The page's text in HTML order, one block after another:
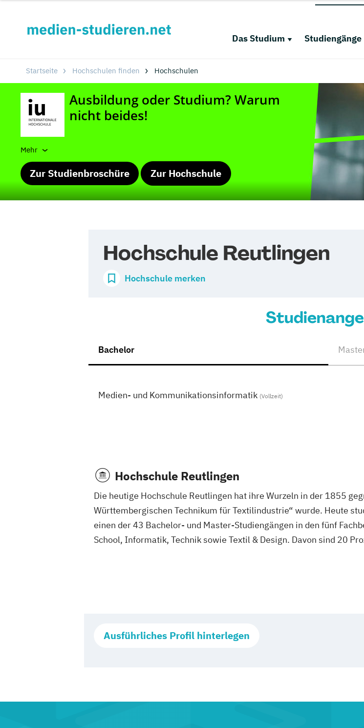
Das Studium Studiengänge
Startseite Hochschulen finden Hochschulen
Mehr
Zur Studienbroschüre Zur Hochschule
Hochschule Reutlingen
Hochschule merken
Bachelor
Medien- und Kommunikationsinformatik (Vollzeit)
Hochschule Reutlingen
Die heutige Hochschule Reutlingen hat ihre Wurzeln in der 1855
Württembergischen Technikum für Textilindustrie“ wurde. Heute
einen der 43 Bachelor- und Master-Studiengängen in den fünf
School, Informatik, Technik sowie Textil & Design. Davon sind 20
Ausführliches Profil hinterlegen